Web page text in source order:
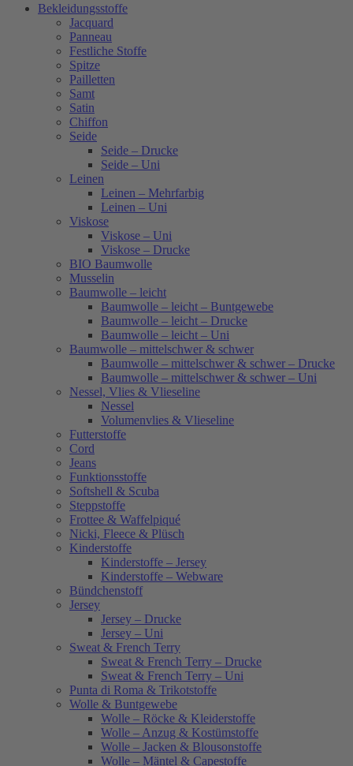
Bekleidungsstoffe
Jacquard
Panneau
Festliche Stoffe
Spitze
Pailletten
Samt
Satin
Chiffon
Seide
Seide – Drucke
Seide – Uni
Leinen
Leinen – Mehrfarbig
Leinen – Uni
Viskose
Viskose – Uni
Viskose – Drucke
BIO Baumwolle
Musselin
Baumwolle – leicht
Baumwolle – leicht – Buntgewebe
Baumwolle – leicht – Drucke
Baumwolle – leicht – Uni
Baumwolle – mittelschwer & schwer
Baumwolle – mittelschwer & schwer – Drucke
Baumwolle – mittelschwer & schwer – Uni
Nessel, Vlies & Vlieseline
Nessel
Volumenvlies & Vlieseline
Futterstoffe
Cord
Jeans
Funktionsstoffe
Softshell & Scuba
Steppstoffe
Frottee & Waffelpiqué
Nicki, Fleece & Plüsch
Kinderstoffe
Kinderstoffe – Jersey
Kinderstoffe – Webware
Bündchenstoff
Jersey
Jersey – Drucke
Jersey – Uni
Sweat & French Terry
Sweat & French Terry – Drucke
Sweat & French Terry – Uni
Punta di Roma & Trikotstoffe
Wolle & Buntgewebe
Wolle – Röcke & Kleiderstoffe
Wolle – Anzug & Kostümstoffe
Wolle – Jacken & Blousonstoffe
Wolle – Mäntel & Capestoffe